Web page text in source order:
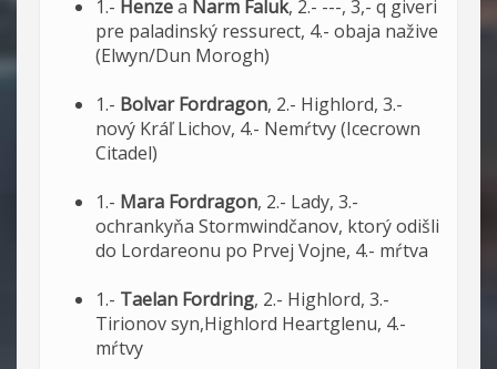
1.- Henzea Narm Faluk, 2.- ---, 3,- q giveri
pre paladinský ressurect, 4.- obaja nažive
(Elwyn/Dun Morogh)
1.- Bolvar Fordragon, 2.- Highlord, 3.-
nový Kráľ Lichov, 4.- Nemŕtvy (Icecrown
Citadel)
1.- Mara Fordragon, 2.- Lady, 3.-
ochrankyňa Stormwindčanov, ktorý odišli
do Lordareonu po Prvej Vojne, 4.- mŕtva
1.- Taelan Fordring, 2.- Highlord, 3.-
Tirionov syn,Highlord Heartglenu, 4.-
mŕtvy